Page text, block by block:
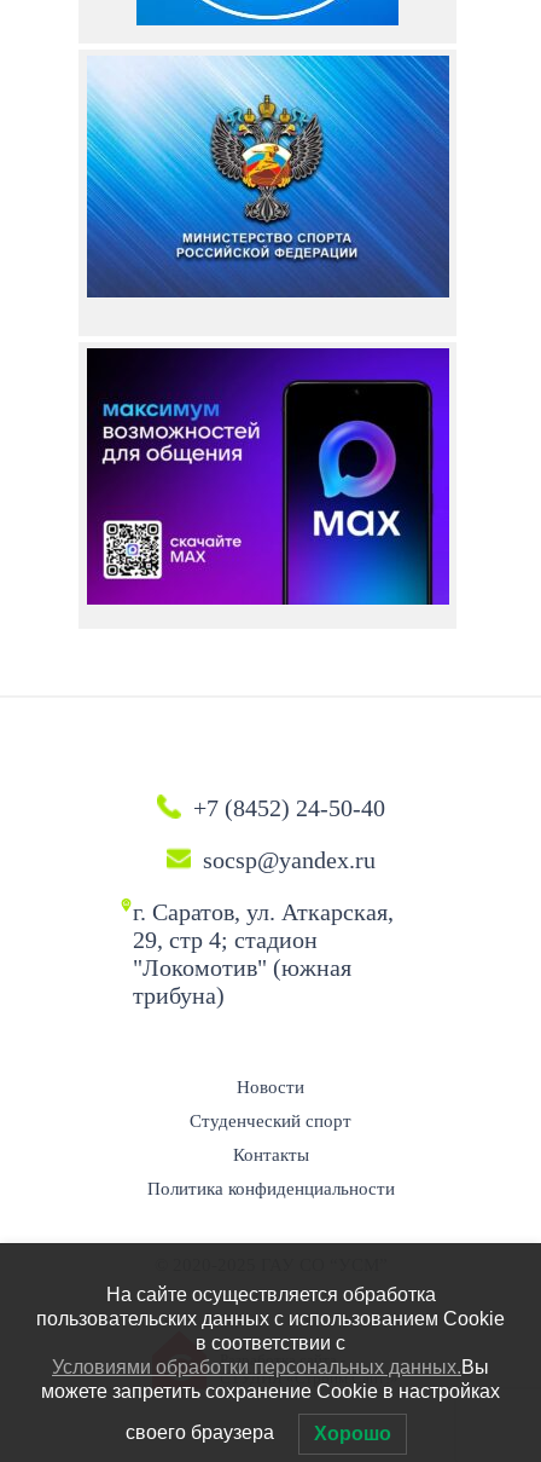
+7 (8452) 24-50-40
socsp@yandex.ru
г. Саратов, ул. Аткарская,
29, стр 4; стадион
"Локомотив" (южная
трибуна)
Новости
Студенческий спорт
Контакты
Политика конфиденциальности
Разработка сайта -
СТУДИЯ «Строим Сайт!»
На сайте осуществляется обработка
пользовательских данных с использованием Cookie
в соответствии c
Условиями обработки персональных данных.Вы
можете запретить сохранение Cookie в настройках
своего браузера Хорошо